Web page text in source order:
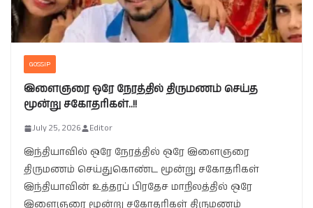
GOSSIP
இளைஞரை ஒரே நேரத்தில் திருமணம் செய்த
மூன்று சகோதரிகள்..!!
July 25, 2026 Editor
இந்தியாவில் ஒரே நேரத்தில் ஒரே இளைஞரை
திருமணம் செய்துகொண்ட மூன்று சகோதரிகள்
இந்தியாவின் உத்தரப் பிரதேச மாநிலத்தில் ஒரே
இளைஞரை மூன்று சகோதரிகள் திருமணம்